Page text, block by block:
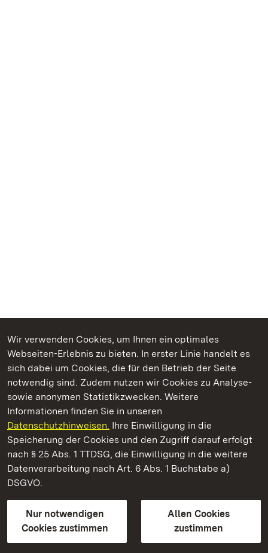
Wir verwenden Cookies, um Ihnen ein optimales
Webseiten-Erlebnis zu bieten. In erster Linie handelt es
sich dabei um Cookies, die für den Betrieb der Seite
notwendig sind. Zudem nutzen wir Cookies zu Analyse-
sowie anonymen Statistikzwecken. Weitere
Informationen finden Sie in unseren
Datenschutzhinweisen. Ihre Einwilligung in die
Speicherung der Cookies und den Zugriff darauf erfolgt
nach § 25 Abs. 1 TTDSG, die Einwilligung in die weitere
Datenverarbeitung nach Art. 6 Abs. 1 Buchstabe a)
DSGVO.
Nur notwendigen
Cookies zustimmen
Allen Cookies
zustimmen
Kommen. Staunen. Genießen.
Residenzschloss Urach
Staatliche Schlösser und Gärten Baden-Württemberg
Kontakt
GebärdenspracheLeichte Sprache
Erklärung zur Barrierefreiheit
BITV-konform (geprüfte Seiten)